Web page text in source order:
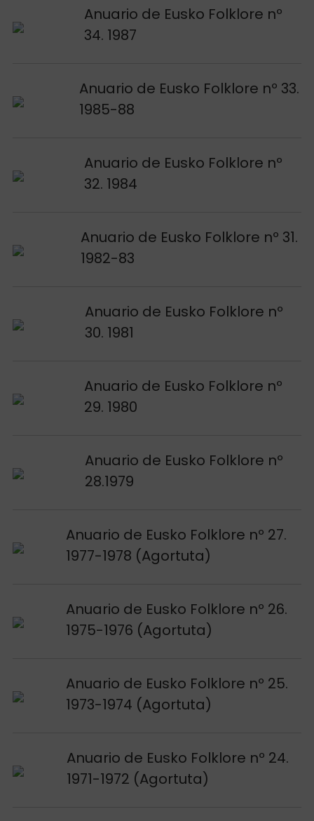
Anuario de Eusko Folklore nº
34. 1987
Voir publication
Anuario de Eusko Folklore nº 33.
1985-88
Voir publication
Anuario de Eusko Folklore nº
32. 1984
Voir publication
Anuario de Eusko Folklore nº 31.
1982-83
Voir publication
Anuario de Eusko Folklore nº
30. 1981
Voir publication
Anuario de Eusko Folklore nº
29. 1980
Voir publication
Anuario de Eusko Folklore nº
28.1979
Voir publication
Anuario de Eusko Folklore nº 27.
1977-1978 (Agortuta)
Voir publication
Anuario de Eusko Folklore nº 26.
1975-1976 (Agortuta)
Voir publication
Anuario de Eusko Folklore nº 25.
1973-1974 (Agortuta)
Voir publication
Anuario de Eusko Folklore nº 24.
1971-1972 (Agortuta)
Voir publication